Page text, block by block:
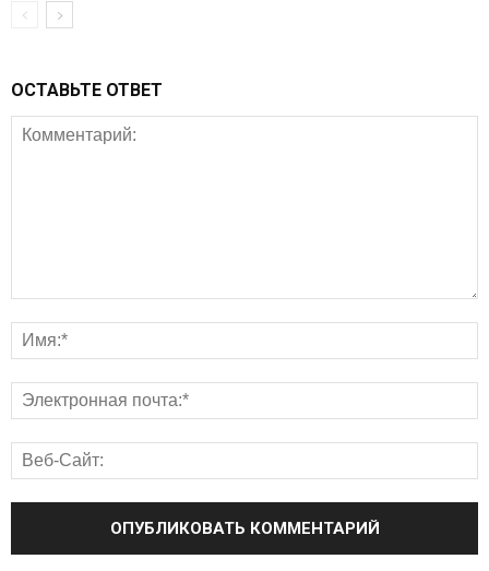
ОСТАВЬТЕ ОТВЕТ